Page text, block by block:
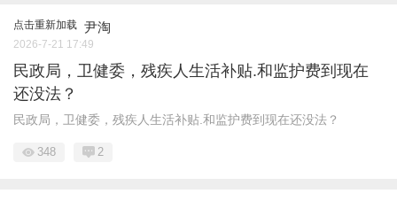
点击重新加载 尹淘
2026-7-21 17:49
民政局，卫健委，残疾人生活补贴.和监护费到现在
还没法？
民政局，卫健委，残疾人生活补贴.和监护费到现在还没法？
348 2